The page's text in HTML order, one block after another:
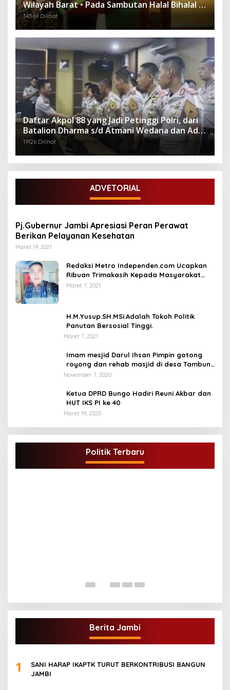
Wilayah Barat • Pada Sambutan Halal Bihalal di
Gubernuran
34569 Dilihat
Daftar Akpol 88 yang Jadi Petinggi Polri, dari
Batalion Dharma s/d Atmani Wedana dan Adhi
Pradana
19126 Dilihat
ADVETORIAL
Pj.Gubernur Jambi Apresiasi Peran Perawat
Berikan Pelayanan Kesehatan
Maret 19, 2021
Redaksi Metro Independen.com Ucapkan
Ribuan Trimakasih Kepada Masyarakat
Pengunjung Dan Pembaca.
Maret 7, 2021
H.M.Yusup.SH.MSi.Adalah Tokoh Politik
Panutan Bersosial Tinggi.
Maret 7, 2021
Imam mesjid Darul Ihsan Pimpin gotong
royong dan rehab masjid di desa Tambun
Arang Kecamatan Sumay, kabupaten tebo
November 7, 2020
Ketua DPRD Bungo Hadiri Reuni Akbar dan
HUT IKS PI ke 40
Maret 19, 2020
Politik Terbaru
DPD Partai Golkar,Muscam Ke-X Dalam
Rangka Pemilihan Ketua PK.
Juli 5, 2021
Berita Jambi
1
SANI HARAP IKAPTK TURUT BERKONTRIBUSI BANGUN
JAMBI